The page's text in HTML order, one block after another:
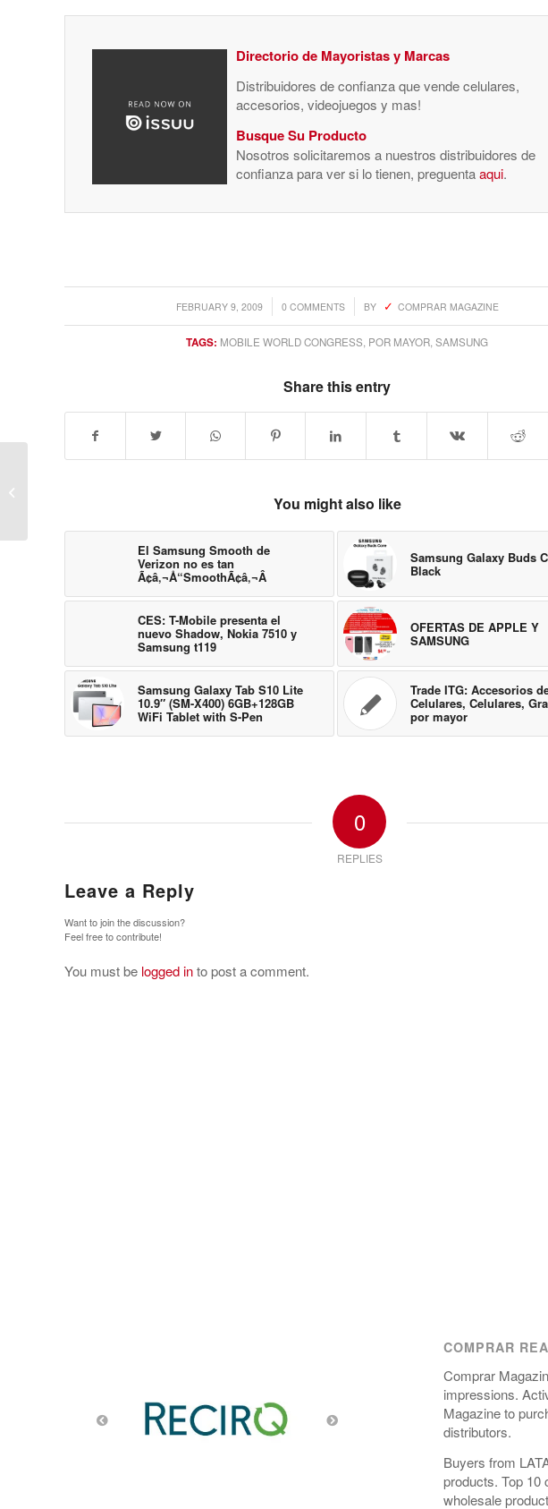
Directorio de Mayoristas y Marcas
Distribuidores de confianza que vende celulares,
accesorios, videojuegos y mas!
Busque Su Producto
Nosotros solicitaremos a nuestros distribuidores de
confianza para ver si lo tienen, preguentaaqui.
FEBRUARY 9, 2009
/ 0 COMMENTS
/ BY COMPRAR MAGAZINE
TAGS: MOBILE WORLD CONGRESS POR MAYOR SAMSUNG
Share this entry
You might also like
El Samsung Smooth de
Verizon no es tan
Ã¢â‚¬Å“SmoothÃ¢â‚¬Â
Samsung Galaxy Buds
Black
CES: T-Mobile presenta el
nuevo Shadow, Nokia 7510 y
Samsung t119
OFERTAS DE APPLE Y
SAMSUNG
Samsung Galaxy Tab S10 Lite
10.9″ (SM-X400) 6GB+128GB
WiFi Tablet with S-Pen
Trade ITG: Accesorios
Celulares, Celulares,
por mayor
0
REPLIES
Leave a Reply
Want to join the discussion?
Feel free to contribute!
You must be logged into post a comment.
COMPRAR
Comprar
impressions.
Magazine to
distributors.
Buyers from
products. Top 10
wholesale